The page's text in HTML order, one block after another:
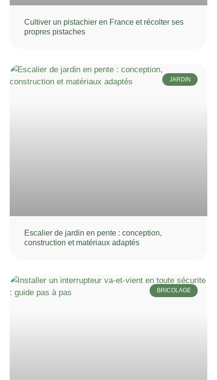
Cultiver un pistachier en France et récolter ses
propres pistaches
JARDIN
Escalier de jardin en pente : conception,
construction et matériaux adaptés
BRICOLAGE